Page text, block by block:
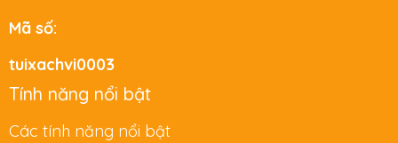
Mã số:
tuixachvi0003
Tính năng nổi bật
Các tính năng nổi bật